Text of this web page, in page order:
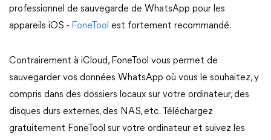
professionnel de sauvegarde de WhatsApp pour les
appareils iOS - FoneTool est fortement recommandé.
Contrairement à iCloud, FoneTool vous permet de
sauvegarder vos données WhatsApp où vous le souhaitez, y
compris dans des dossiers locaux sur votre ordinateur, des
disques durs externes, des NAS, etc. Téléchargez
gratuitement FoneTool sur votre ordinateur et suivez les